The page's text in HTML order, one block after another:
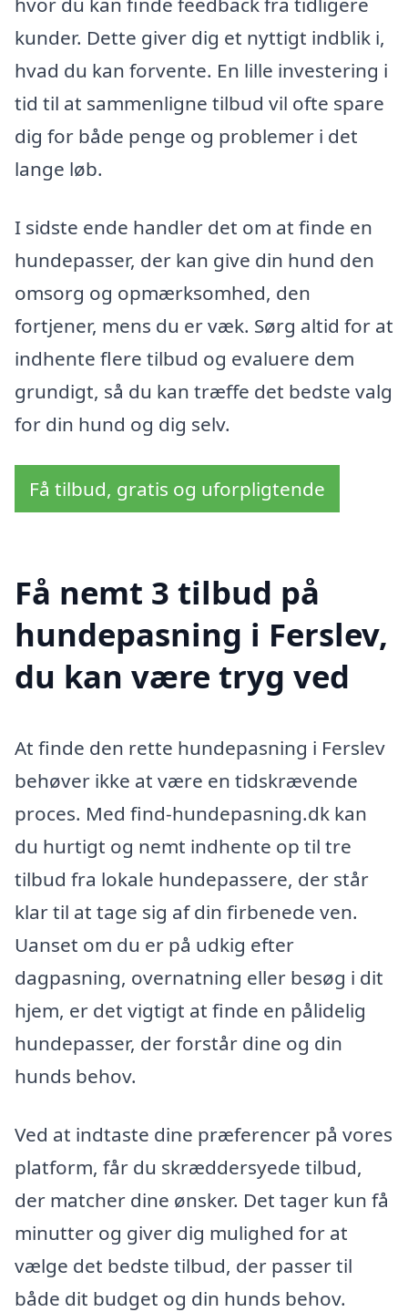
kunder. Dette giver dig et nyttigt indblik i,
hvad du kan forvente. En lille investering i
tid til at sammenligne tilbud vil ofte spare
dig for både penge og problemer i det
lange løb.
I sidste ende handler det om at finde en
hundepasser, der kan give din hund den
omsorg og opmærksomhed, den
fortjener, mens du er væk. Sørg altid for at
indhente flere tilbud og evaluere dem
grundigt, så du kan træffe det bedste valg
for din hund og dig selv.
Få tilbud, gratis og uforpligtende
Få nemt 3 tilbud på
hundepasning i Ferslev,
du kan være tryg ved
At finde den rette hundepasning i Ferslev
behøver ikke at være en tidskrævende
proces. Med find-hundepasning.dk kan
du hurtigt og nemt indhente op til tre
tilbud fra lokale hundepassere, der står
klar til at tage sig af din firbenede ven.
Uanset om du er på udkig efter
dagpasning, overnatning eller besøg i dit
hjem, er det vigtigt at finde en pålidelig
hundepasser, der forstår dine og din
hunds behov.
Ved at indtaste dine præferencer på vores
platform, får du skræddersyede tilbud,
der matcher dine ønsker. Det tager kun få
minutter og giver dig mulighed for at
vælge det bedste tilbud, der passer til
både dit budget og din hunds behov.